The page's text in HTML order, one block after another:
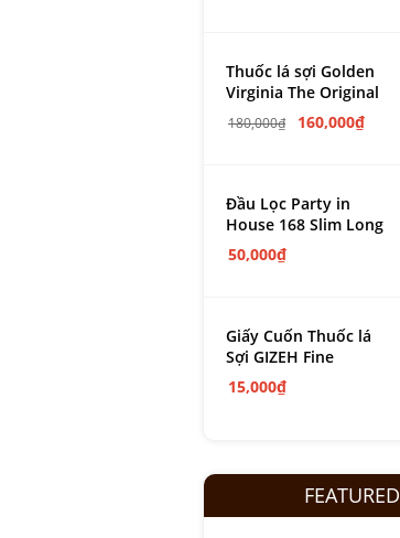
Thuốc lá sợi Golden
Virginia The Original
180,000₫ 160,000₫
Đầu Lọc Party in
House 168 Slim Long
50,000₫
Giấy Cuốn Thuốc lá
Sợi GIZEH Fine
15,000₫
FEATURED